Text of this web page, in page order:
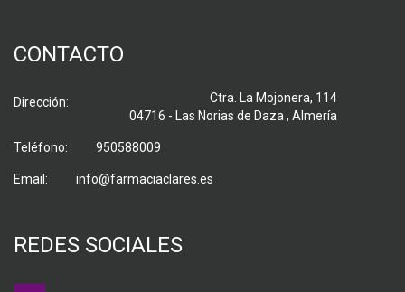
CONTACTO
Dirección:
Ctra. La Mojonera, 114
04716 - Las Norias de Daza , Almería
Teléfono: 950588009
Email: info@farmaciaclares.es
REDES SOCIALES